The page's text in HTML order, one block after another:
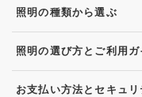
照明の種類から選ぶ
照明の選び方とご利用ガ
お支払い方法とセキュリ